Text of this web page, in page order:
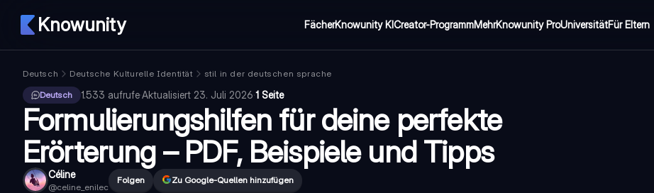
Knowunity FächerKnowunity KICreator-ProgrammMehrKnowunity ProUniversitätFür Eltern
Deutsch Deutsche Kulturelle Identität
stil in der deutschen sprache
Deutsch
1.533 aufrufe·Aktualisiert 23. Juli 2026·1 Seite
Formulierungshilfen für deine perfekte
Erörterung – PDF, Beispiele und Tipps
Céline
@celine_enilec
Folgen Zu Google-Quellen hinzufügen